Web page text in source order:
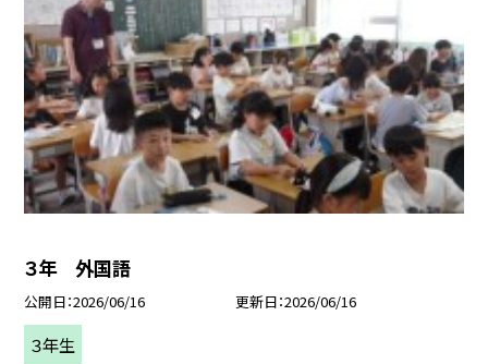
３年 外国語
公開日 2026/06/16 更新日 2026/06/16
３年生